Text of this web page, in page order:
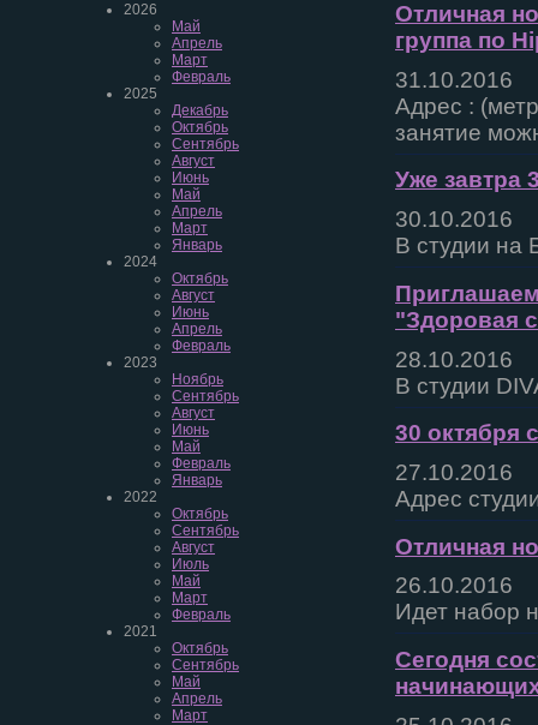
2026
Май
Апрель
Март
Февраль
2025
Декабрь
Октябрь
Сентябрь
Август
Июнь
Май
Апрель
Март
Январь
2024
Октябрь
Август
Июнь
Апрель
Февраль
2023
Ноябрь
Сентябрь
Август
Июнь
Май
Февраль
Январь
2022
Октябрь
Сентябрь
Август
Июль
Май
Март
Февраль
2021
Октябрь
Сентябрь
Май
Апрель
Март
Отличная
группа по
31.10.2016
Адрес :
занятие
Уже завтра
30.10.2016
В студии на
"Здоровая
28.10.2016
В студии
30 октября
27.10.2016
Адрес
Отличная
26.10.2016
Идет набор
Сегодня